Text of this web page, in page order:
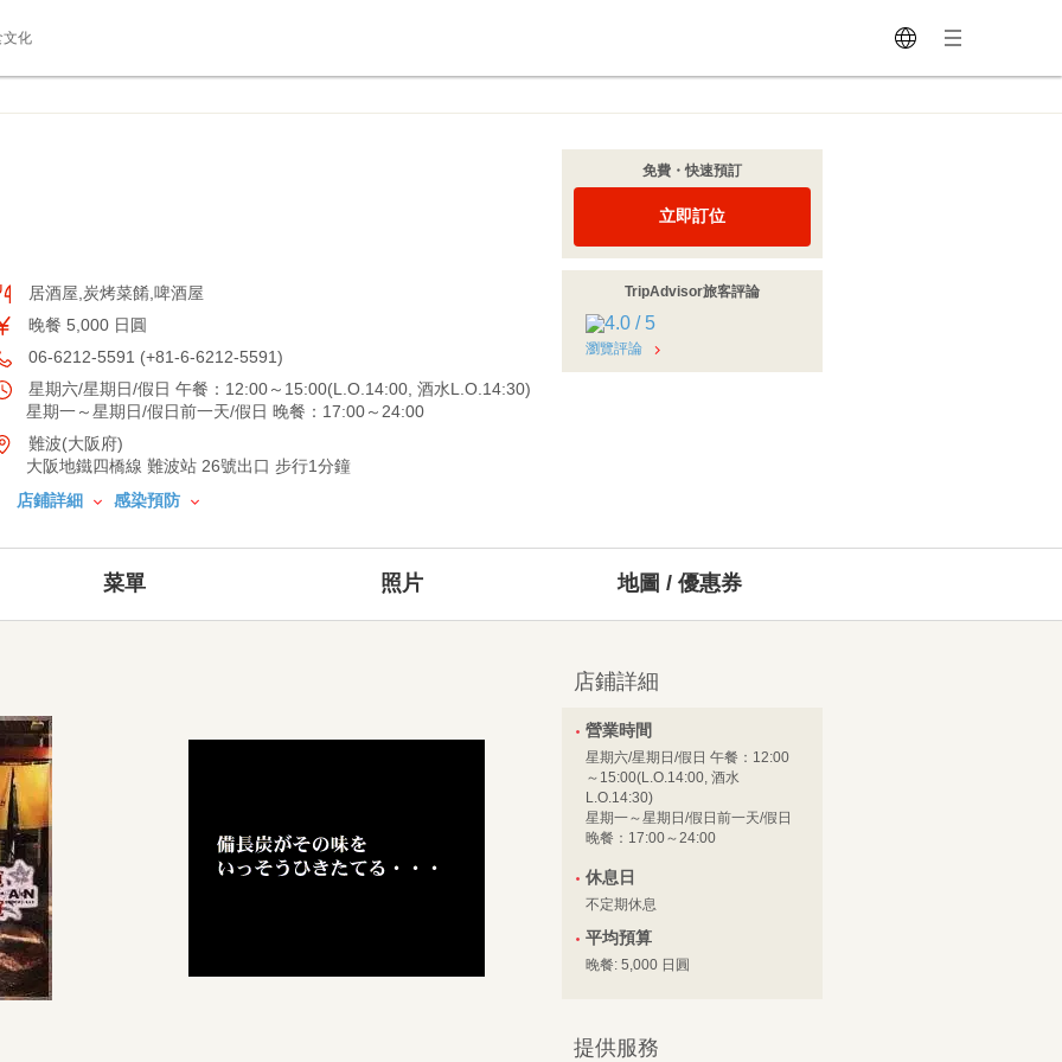
文化
居酒屋,炭烤菜餚,啤酒屋
晚餐 5,000 日圓
06-6212-5591 (+81-6-6212-5591)
星期六/星期日/假日 午餐：12:00～15:00(L.O.14:00, 酒水L.O.14:30)
星期一～星期日/假日前一天/假日 晚餐：17:00～24:00
難波(大阪府)
大阪地鐵四橋線 難波站 26號出口 步行1分鐘
店鋪詳細
感染預防
免費・快速預訂
立即訂位
TripAdvisor旅客評論
瀏覽評論
菜單 照片 地圖 / 優惠券
店鋪詳細
營業時間
星期六/星期日/假日 午餐：12:00
～15:00(L.O.14:00, 酒水
L.O.14:30)
星期一～星期日/假日前一天/假日
晚餐：17:00～24:00
休息日
不定期休息
平均預算
晚餐: 5,000 日圓
提供服務